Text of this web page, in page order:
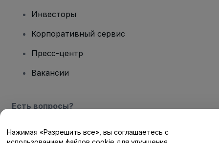
Инвесторы
Корпоративный сервис
Пресс-центр
Вакансии
Есть вопросы?
Центр помощи / Свяжитесь с нами
Нажимая «Разрешить все», вы соглашаетесь с